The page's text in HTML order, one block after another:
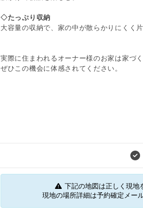
◇たっぷり収納
大容量の収納で、家の中が散らかりにくく
実際に住まわれるオーナー様のお家は家づ
ぜひこの機会に体感されてください。
下記の地図は正しく現地
現地の場所詳細は予約確定メー